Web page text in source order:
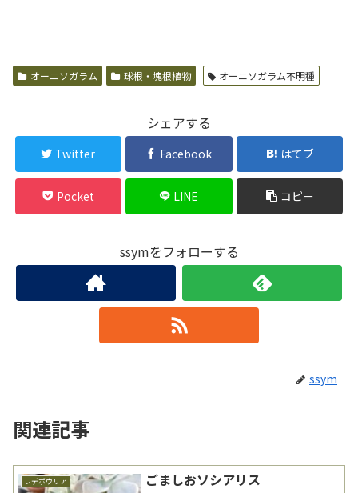
オーニソガラム 球根・塊根植物 オーニソガラム不明種
シェアする
Twitter Facebook はてブ
Pocket LINE コピー
ssymをフォローする
ssym
関連記事
レデボウリア ごましおソシアリス